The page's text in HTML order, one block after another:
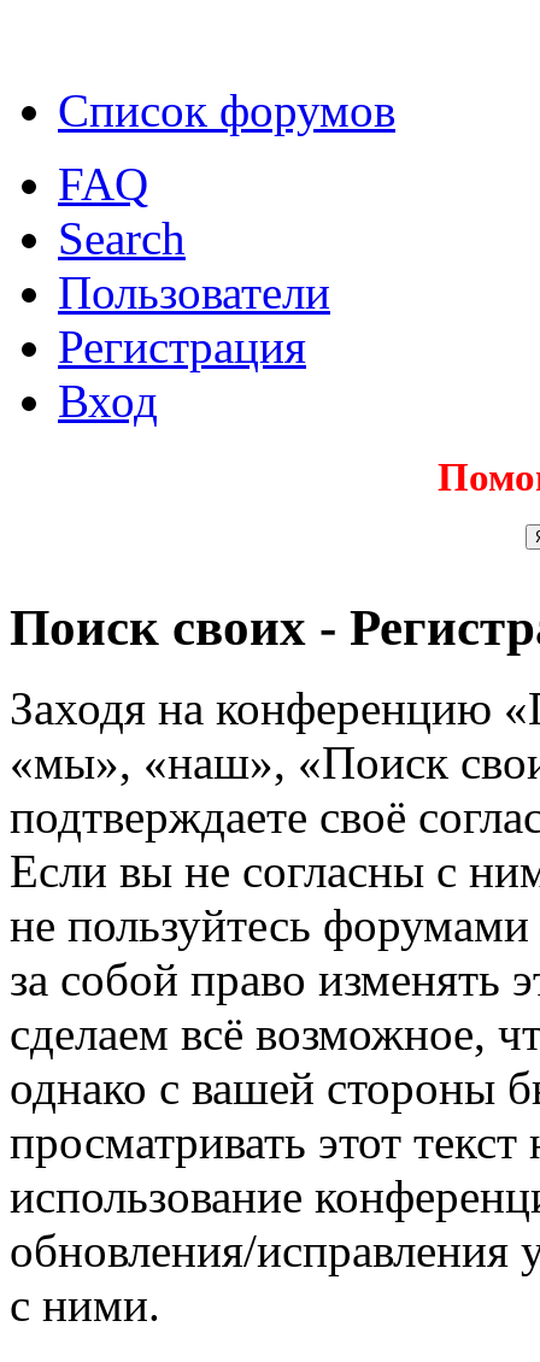
Список форумов
FAQ
Search
Пользователи
Регистрация
Вход
Поиск своих -
Заходя на конференцию
«мы», «наш», «Поиск
подтверждаете своё
Если вы не согласны с
не пользуйтесь
за собой право изменять
сделаем всё возможное,
однако с вашей стороны
просматривать этот
использование
обновления/исправления
с ними.